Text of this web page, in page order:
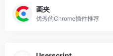
画夹
优秀的Chrome插件推荐